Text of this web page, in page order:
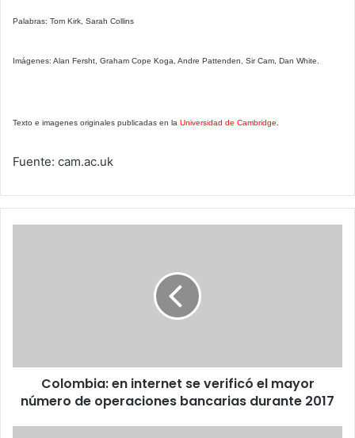
Palabras: Tom Kirk, Sarah Collins
Imágenes: Alan Fersht, Graham Cope Koga, Andre Pattenden, Sir Cam, Dan White.
Texto e imagenes originales publicadas en la Universidad de Cambridge
Fuente: cam.ac.uk
de
operaciones
bancarias
Colombia: en internet se verificó el mayor
número de operaciones bancarias durante 2017